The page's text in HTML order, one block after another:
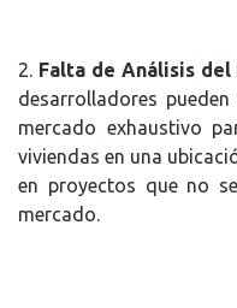
2. Falta de Análisis del
desarrolladores
mercado exhaustivo
viviendas en una
en proyectos que no
mercado.